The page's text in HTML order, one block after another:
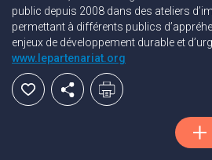
public depuis 2008 dans des ateliers
permettant à différents publics
enjeux de développement durable et
www.lepartenariat.org